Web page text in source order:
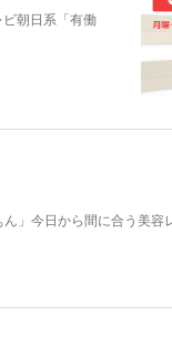
朝日系「有働
」今日から間に合う美容